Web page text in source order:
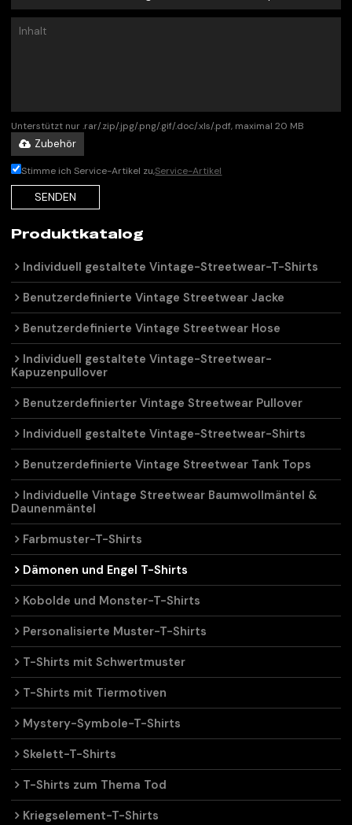
Unterstützt nur .rar/.zip/.jpg/.png/.gif/.doc/.xls/.pdf, maximal 20 MB
Zubehör
Stimme ich Service-Artikel zu,Service-Artikel
SENDEN
Produktkatalog
Individuell gestaltete Vintage-Streetwear-T-Shirts
Benutzerdefinierte Vintage Streetwear Jacke
Benutzerdefinierte Vintage Streetwear Hose
Individuell gestaltete Vintage-Streetwear-
Kapuzenpullover
Benutzerdefinierter Vintage Streetwear Pullover
Individuell gestaltete Vintage-Streetwear-Shirts
Benutzerdefinierte Vintage Streetwear Tank Tops
Individuelle Vintage Streetwear Baumwollmäntel &
Daunenmäntel
Farbmuster-T-Shirts
Dämonen und Engel T-Shirts
Kobolde und Monster-T-Shirts
Personalisierte Muster-T-Shirts
T-Shirts mit Schwertmuster
T-Shirts mit Tiermotiven
Mystery-Symbole-T-Shirts
Skelett-T-Shirts
T-Shirts zum Thema Tod
Kriegselement-T-Shirts